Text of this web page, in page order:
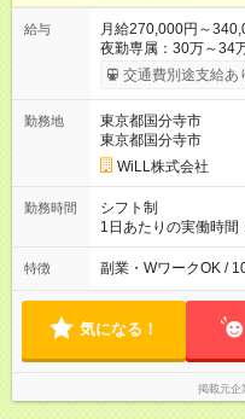
給与
月給270,000円～
夜勤専属：30万～
属：27万～28万円 【試用期間】試用期間あり 試用期間の長さ：
3ヶ月 ※ 雇用形態と
交通費別途支給あ
勤務地
東京都国分寺市
東京都国分寺市
WiLL株式会社
勤務時間
シフト制
1日あたりの実働時間
8時間） 【アルバイト】週1日から勤務可能 ◎勤務例 日勤／9時
～18時（休憩60分） 夜
ど、ご希望の働き方
特徴 副業・WワークOK /
気になる！
掲載元企